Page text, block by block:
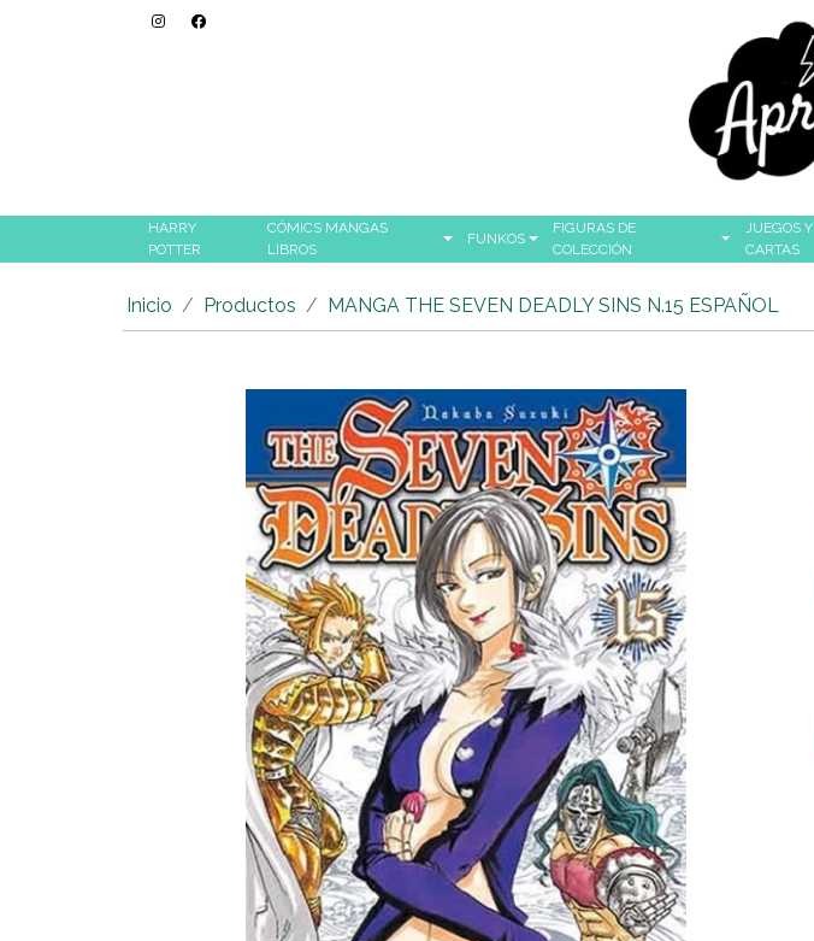
HARRY
POTTER
CÓMICS MANGAS
LIBROS
FUNKOS
FIGURAS DE
COLECCIÓN
JUEGOS Y
CARTAS
Inicio Productos MANGA THE SEVEN DEADLY SINS N.15 ESPAÑOL